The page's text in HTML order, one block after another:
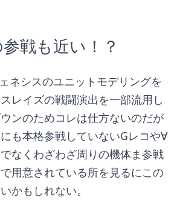
戦も近い！？
ネシスのユニットモデリングを
レイズの戦闘演出を一部流用し
ンのためコレは仕方ないのだが
も本格参戦していないGレコや∀
なくわざわざ周りの機体ま参戦
用意されている所を見るにこの
かもしれない。